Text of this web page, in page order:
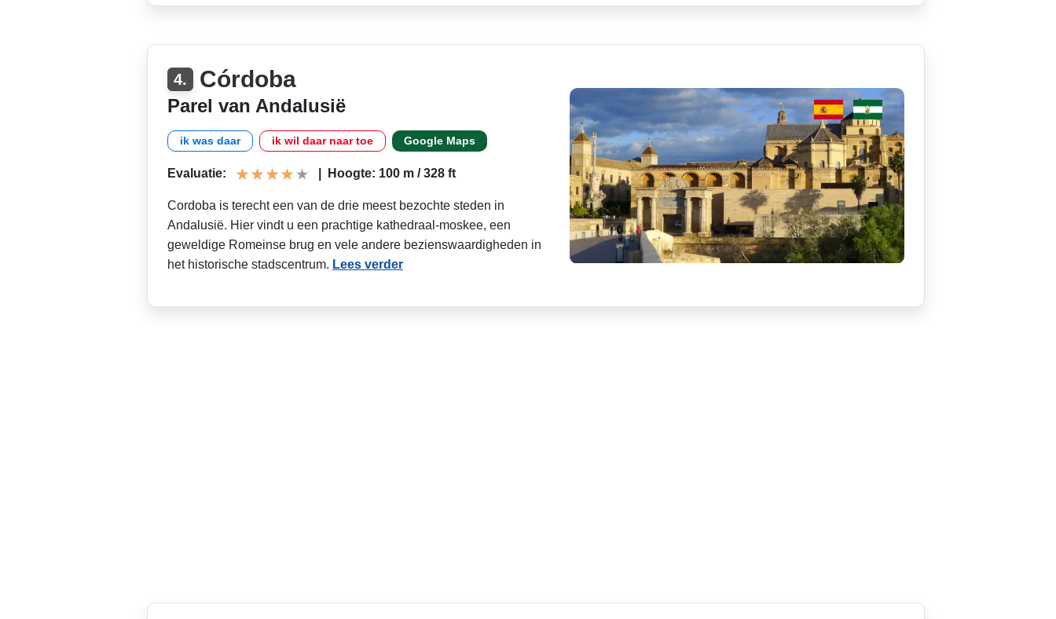
4. Córdoba
Parel van Andalusië
ik was daar ik wil daar naar toe Google Maps
Evaluatie: Hoogte: 100 m / 328 ft
Cordoba is terecht een van de drie meest bezochte steden in
Andalusië. Hier vindt u een prachtige kathedraal-moskee, een
geweldige Romeinse brug en vele andere bezienswaardigheden in
het historische stadscentrum. Lees verder